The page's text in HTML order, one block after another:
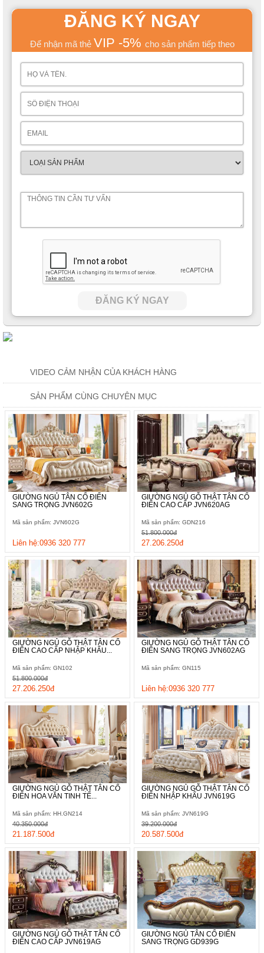
xứng đáng được nhận một điểm 10 tròn trĩnh, khi mà từng họa
Toàn bộ phần khung giường bao quanh được ưu ái gia công từ
gỗ cao cấp/gỗ sồi đây đều là những chất liệu được xếp TOP
có thể coi đây như một sự bảo chứng tuyệt đối về mặt chất
ĐĂNG KÝ NGAY
Để nhận mã thẻ VIP -5% cho sản phẩm tiếp theo
ĐĂNG KÝ NGAY
VIDEO CẢM NHẬN CỦA KHÁCH HÀNG
SẢN PHẨM CÙNG CHUYÊN MỤC
GIƯỜNG NGỦ TÂN CỔ ĐIỂN
SANG TRỌNG JVN602G
Mã sản phẩm: JVN602G
Liên hệ:0936 320 777
GIƯỜNG NGỦ GỖ THẬT TÂN CỔ
ĐIỂN CAO CẤP JVN620AG
Mã sản phẩm: GDN216
27.206.250đ
51.800.000đ
GIƯỜNG NGỦ GỖ THẬT TÂN CỔ
ĐIỂN CAO CẤP NHẬP KHẨU...
Mã sản phẩm: GN102
27.206.250đ
51.800.000đ
GIƯỜNG NGỦ GỖ THẬT TÂN CỔ
ĐIỂN SANG TRỌNG JVN602AG
Mã sản phẩm: GN115
Liên hệ:0936 320 777
GIƯỜNG NGỦ GỖ THẬT TÂN CỔ
ĐIỂN HOA VĂN TINH TẾ...
Mã sản phẩm: HH.GN214
21.187.500đ
40.350.000đ
GIƯỜNG NGỦ GỖ THẬT TÂN CỔ
ĐIỂN NHẬP KHẨU JVN619G
Mã sản phẩm: JVN619G
20.587.500đ
39.200.000đ
GIƯỜNG NGỦ GỖ THẬT TÂN CỔ
ĐIỂN CAO CẤP JVN619AG
GIƯỜNG NGỦ TÂN CỔ ĐIỂN
SANG TRỌNG GD939G